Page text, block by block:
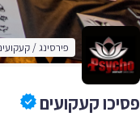
פירסינג / קעקועים
קעקועים